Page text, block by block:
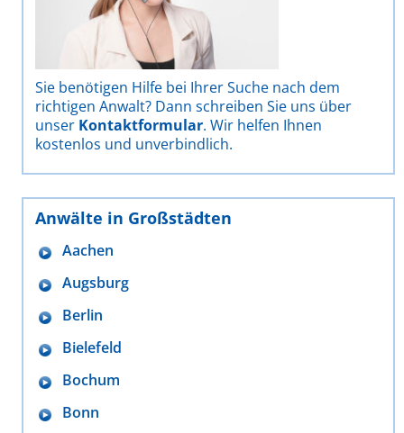
Sie benötigen Hilfe bei Ihrer Suche nach dem
richtigen Anwalt? Dann schreiben Sie uns über
unser Kontaktformular. Wir helfen Ihnen
kostenlos und unverbindlich.
Anwälte in Großstädten
Aachen
Augsburg
Berlin
Bielefeld
Bochum
Bonn